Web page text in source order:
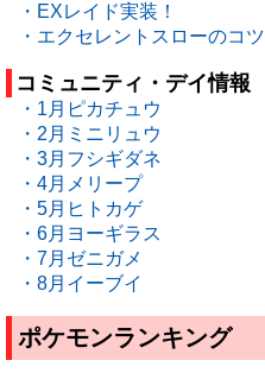
・EXレイド実装！
・エクセレントスローのコツ
コミュニティ・デイ情報
・1月ピカチュウ
・2月ミニリュウ
・3月フシギダネ
・4月メリープ
・5月ヒトカゲ
・6月ヨーギラス
・7月ゼニガメ
・8月イーブイ
ポケモンランキング